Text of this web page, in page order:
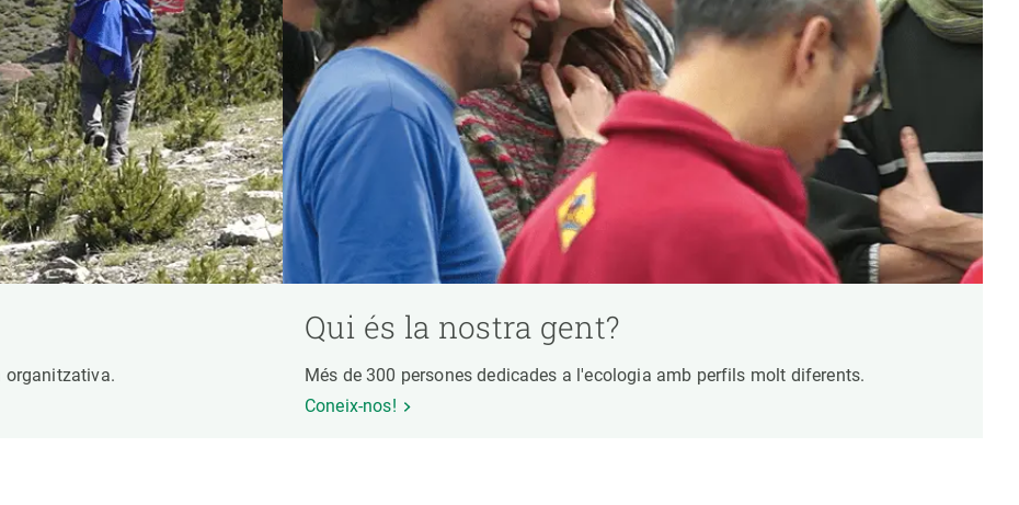
organitzativa.
Qui és la nostra gent?
Més de 300 persones dedicades a l'ecologia amb perfils molt diferents.
Coneix-nos!